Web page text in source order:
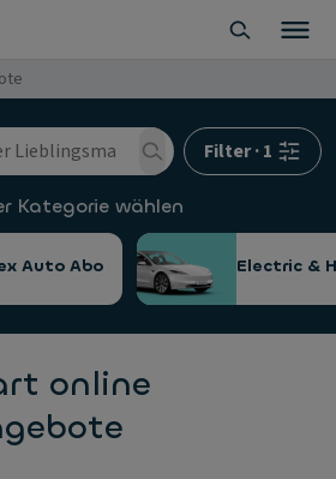
Filter·1
Kategorie wählen
Auto Abo Electric &
online